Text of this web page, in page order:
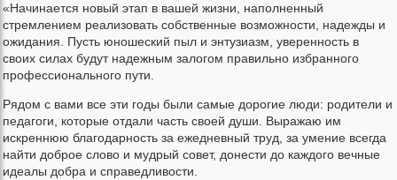
«Начинается новый этап в вашей жизни, наполненный
стремлением реализовать собственные возможности, надежды и
ожидания. Пусть юношеский пыл и энтузиазм, уверенность в
своих силах будут надежным залогом правильно избранного
профессионального пути.
Рядом с вами все эти годы были самые дорогие люди: родители и
педагоги, которые отдали часть своей души. Выражаю им
искреннюю благодарность за ежедневный труд, за умение всегда
найти доброе слово и мудрый совет, донести до каждого вечные
идеалы добра и справедливости.